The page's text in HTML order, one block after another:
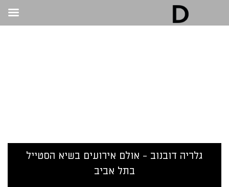
גלריה דובנוב - אולם אירועים בתל אביב | חתונות
גלריה דובנוב - אולם אירועים בשיא הסטייל
בתל אביב